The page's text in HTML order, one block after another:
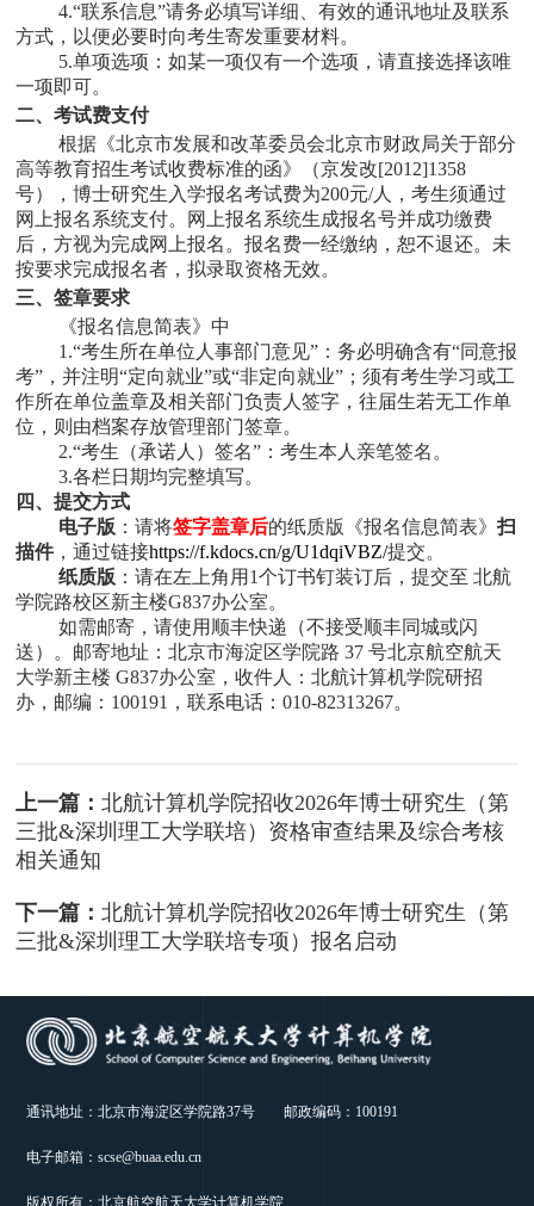
4.“联系信息”请务必填写详细、有效的通讯地址及联系
方式，以便必要时向考生寄发重要材料。
5.单项选项：如某一项仅有一个选项，请直接选择该唯
一项即可。
二、考试费支付
根据《北京市发展和改革委员会北京市财政局关于部分
高等教育招生考试收费标准的函》（京发改[2012]1358
号），博士研究生入学报名考试费为200元/人，考生须通过
网上报名系统支付。网上报名系统生成报名号并成功缴费
后，方视为完成网上报名。报名费一经缴纳，恕不退还。未
按要求完成报名者，拟录取资格无效。
三、签章要求
《报名信息简表》中
1.“考生所在单位人事部门意见”：务必明确含有“同意报
考”，并注明“定向就业”或“非定向就业”；须有考生学习或工
作所在单位盖章及相关部门负责人签字，往届生若无工作单
位，则由档案存放管理部门签章。
2.“考生（承诺人）签名”：考生本人亲笔签名。
3.各栏日期均完整填写。
四、提交方式
电子版 ：请将签字盖章后的纸质版《报名信息简表》扫
描件，通过链接https://f.kdocs.cn/g/U1dqiVBZ/提交。
纸质版 ：请在左 上角用1个订书钉装订后，提交至 北航
学院路校区新主楼G837办公室。
如需邮寄，请使用顺丰快递（不接受顺丰同城或闪
送）。邮寄地址：北京市海淀区学院路 37 号北京航空航天
大学新主楼 G837办公室，收件人：北航计算机学院研招
办， 邮编：100191，联系电话：010-82313267。
上一篇：北航计算机学院招收2026年博士研究生（第
三批&深圳理工大学联培）资格审查结果及综合考核
相关通知
下一篇：北航计算机学院招收2026年博士研究生（第
三批&深圳理工大学联培专项）报名启动
通讯地址：北京市海淀区学院路37号 邮政编码：100191
电子邮箱：scse@buaa.edu.cn
版权所有：北京航空航天大学计算机学院